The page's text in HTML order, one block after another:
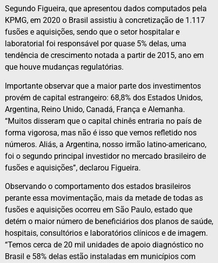
Segundo Figueira, que apresentou dados computados pela
KPMG, em 2020 o Brasil assistiu à concretização de 1.117
fusões e aquisições, sendo que o setor hospitalar e
laboratorial foi responsável por quase 5% delas, uma
tendência de crescimento notada a partir de 2015, ano em
que houve mudanças regulatórias.
Importante observar que a maior parte dos investimentos
provém de capital estrangeiro: 68,8% dos Estados Unidos,
Argentina, Reino Unido, Canadá, França e Alemanha.
“Muitos disseram que o capital chinês entraria no país de
forma vigorosa, mas não é isso que vemos refletido nos
números. Aliás, a Argentina, nosso irmão latino-americano,
foi o segundo principal investidor no mercado brasileiro de
fusões e aquisições”, declarou Figueira.
Observando o comportamento dos estados brasileiros
perante essa movimentação, mais da metade de todas as
fusões e aquisições ocorreu em São Paulo, estado que
detém o maior número de beneficiários dos planos de saúde,
hospitais, consultórios e laboratórios clínicos e de imagem.
“Temos cerca de 20 mil unidades de apoio diagnóstico no
Brasil e 58% delas estão instaladas em municípios com